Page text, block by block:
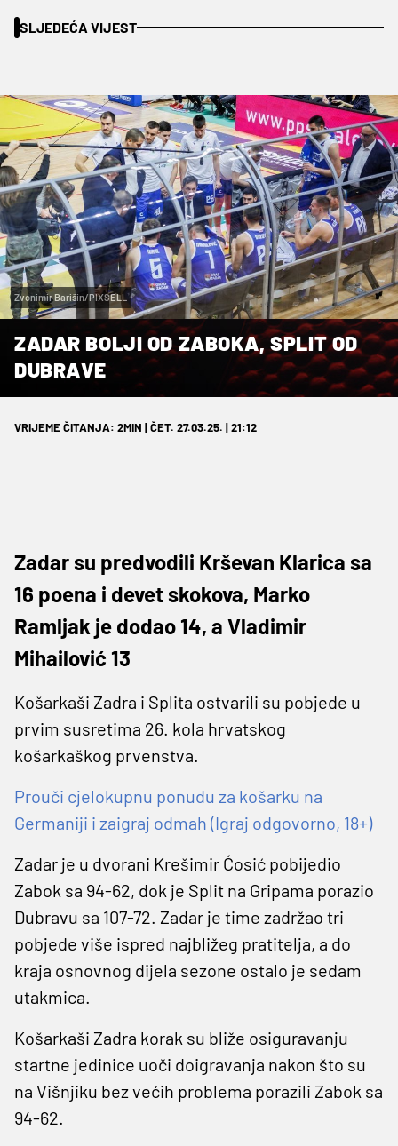
SLJEDEĆA VIJEST
Zvonimir Barišin/PIXSELL
ZADAR BOLJI OD ZABOKA, SPLIT OD
DUBRAVE
VRIJEME ČITANJA: 2MIN | ČET. 27.03.25. | 21:12
Zadar su predvodili Krševan Klarica sa
16 poena i devet skokova, Marko
Ramljak je dodao 14, a Vladimir
Mihailović 13
Košarkaši Zadra i Splita ostvarili su pobjede u
prvim susretima 26. kola hrvatskog
košarkaškog prvenstva.
Prouči cjelokupnu ponudu za košarku na
Germaniji i zaigraj odmah (Igraj odgovorno, 18+)
Zadar je u dvorani Krešimir Ćosić pobijedio
Zabok sa 94-62, dok je Split na Gripama porazio
Dubravu sa 107-72. Zadar je time zadržao tri
pobjede više ispred najbližeg pratitelja, a do
kraja osnovnog dijela sezone ostalo je sedam
utakmica.
Košarkaši Zadra korak su bliže osiguravanju
startne jedinice uoči doigravanja nakon što su
na Višnjiku bez većih problema porazili Zabok sa
94-62.